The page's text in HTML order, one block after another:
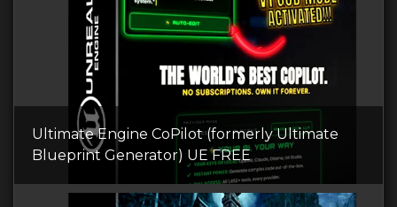
Ultimate Engine CoPilot (formerly Ultimate
Blueprint Generator) UE FREE